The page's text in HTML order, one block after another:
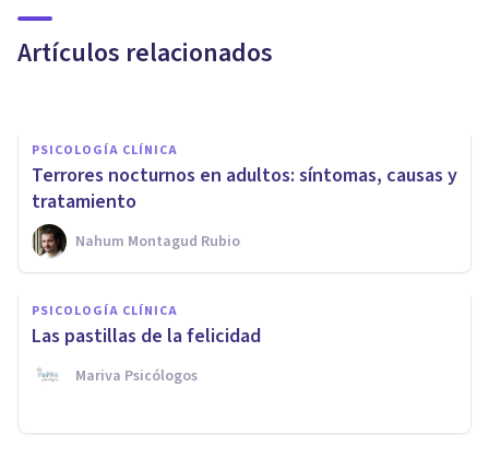
Artículos relacionados
¿qué hacer?
PSICOLOGÍA CLÍNICA
Terrores nocturnos en adultos: síntomas, causas y
tratamiento
Nahum Montagud Rubio
PSICOLOGÍA CLÍNICA
Las pastillas de la felicidad
Mariva Psicólogos
PSICOLOGÍA CLÍNICA
​Trastorno Depresivo
Estacional: qué es y cómo
prevenirlo